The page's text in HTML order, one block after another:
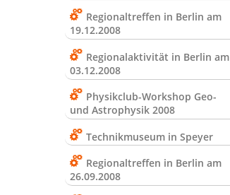
Regionaltreffen in Berlin am
19.12.2008
Regionalaktivität in Berlin am
03.12.2008
Physikclub-Workshop Geo-
und Astrophysik 2008
Technikmuseum in Speyer
Regionaltreffen in Berlin am
26.09.2008